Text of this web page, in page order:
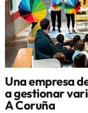
Una empresa
a gestionar
A Coruña